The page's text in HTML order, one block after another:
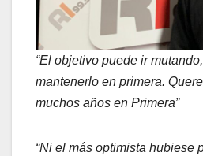
“El objetivo puede ir
mantenerlo en primera.
muchos años en Primera”
“Ni el más optimista hubiese